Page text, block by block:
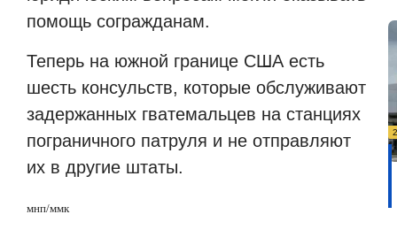
помощь согражданам.
Теперь на южной границе США есть
шесть консульств, которые обслуживают
задержанных гватемальцев на станциях
пограничного патруля и не отправляют
их в другие штаты.
мнп/ммк